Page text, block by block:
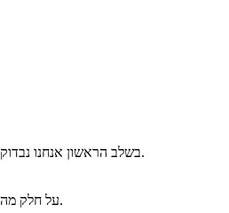
בשלב הראשון אנחנו נבדוק שהשינויים ברשימה תואמים את ההבדל בין הקוד שהוגש במבחן לבין הקוד המתוקן. במידה שאין התאמה, הערעור יידחה והציון של השאלה לא ישתנה.
על חלק מהשינויים לא נוריד בכלל נקודות (למשל אם טעיתם בשם של הפונקציה, או טעויות הזחה שאינן משנות את הקוד), ועל חלק מהשינויים נוריד מספר נקודות.